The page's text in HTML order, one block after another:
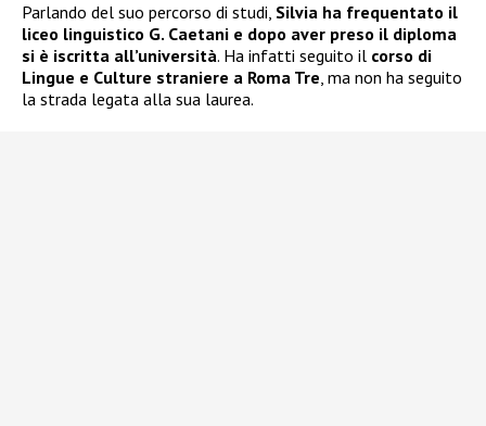
Parlando del suo percorso di studi, Silvia ha frequentato il
liceo linguistico G. Caetani e dopo aver preso il diploma
si è iscritta all’università. Ha infatti seguito il corso di
Lingue e Culture straniere a Roma Tre, ma non ha seguito
la strada legata alla sua laurea.